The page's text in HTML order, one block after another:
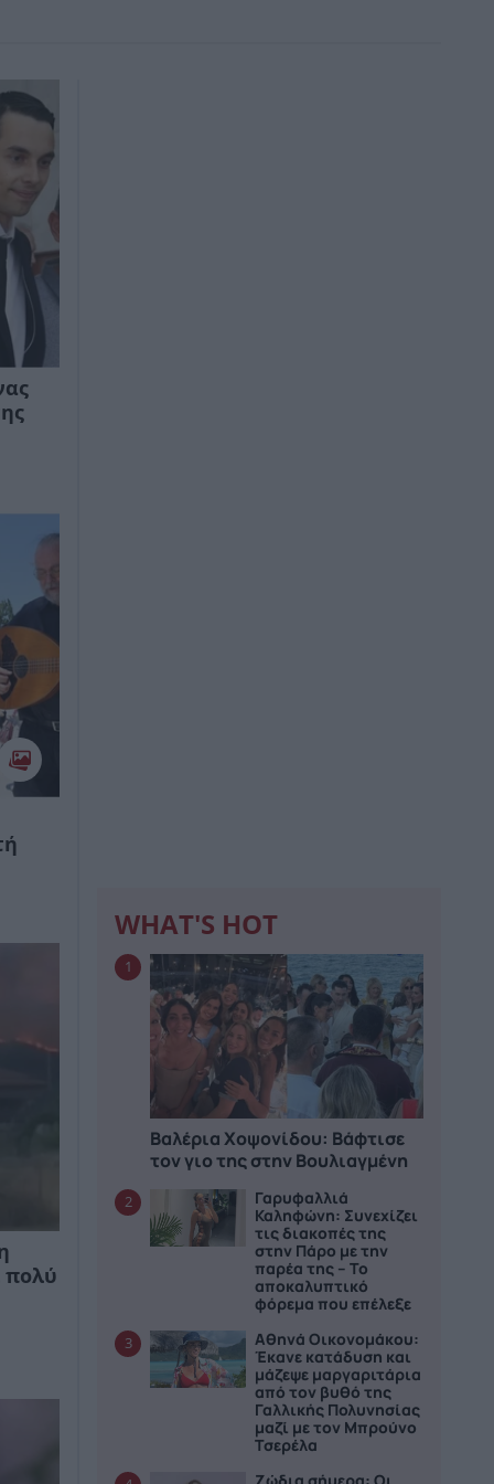
πολύ
WHAT'S HOT
1
Βαλέρια Χοψονίδου: Bάφτισε
τον γιο της στην Βουλιαγμένη
2
Γαρυφαλλιά
Καληφώνη: Συνεχίζει
τις διακοπές της
στην Πάρο με την
παρέα της – Το
αποκαλυπτικό
φόρεμα που επέλεξε
3
Αθηνά Οικονομάκου:
Έκανε κατάδυση και
μάζεψε μαργαριτάρια
από τον βυθό της
Γαλλικής Πολυνησίας
μαζί με τον Μπρούνο
Τσερέλα